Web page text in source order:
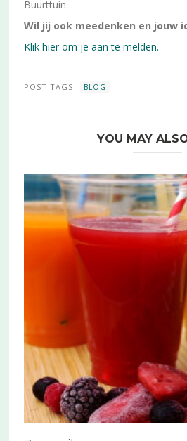
Buurttuin.
Wil jij ook meedenken en jouw
Klik hier om je aan te melden.
POST TAGS BLOG
YOU MAY